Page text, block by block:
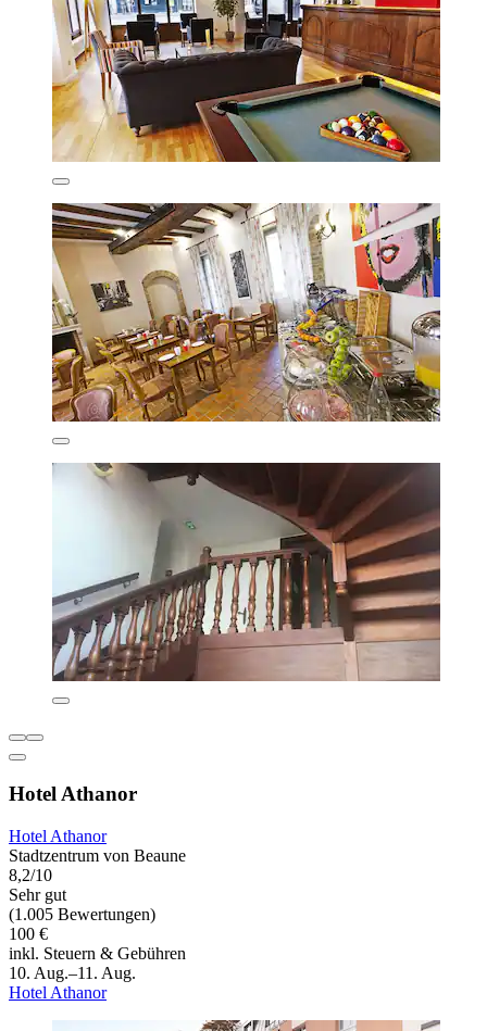
Hotel Athanor
Hotel Athanor
Stadtzentrum von Beaune
8,2/10
Sehr gut
(1.005 Bewertungen)
100 €
inkl. Steuern & Gebühren
10. Aug.–11. Aug.
Hotel Athanor